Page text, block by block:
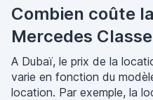
Combien coûte
Mercedes
A Dubaï, le prix de la
varie en fonction du
location. Par exemple, la